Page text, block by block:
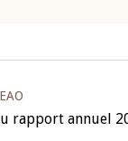
rapport annuel